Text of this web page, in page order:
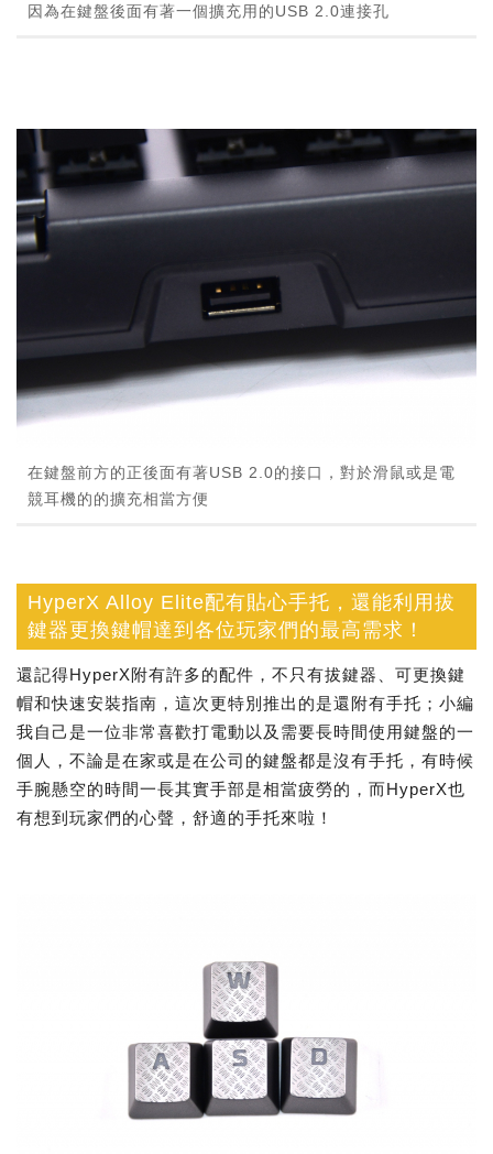
因為在鍵盤後面有著一個擴充用的USB 2.0連接孔
在鍵盤前方的正後面有著USB 2.0的接口，對於滑鼠或是電
競耳機的的擴充相當方便
HyperX Alloy Elite配有貼心手托，還能利用拔
鍵器更換鍵帽達到各位玩家們的最高需求！
還記得HyperX附有許多的配件，不只有拔鍵器、可更換鍵
帽和快速安裝指南，這次更特別推出的是還附有手托；小編
我自己是一位非常喜歡打電動以及需要長時間使用鍵盤的一
個人，不論是在家或是在公司的鍵盤都是沒有手托，有時候
手腕懸空的時間一長其實手部是相當疲勞的，而HyperX也
有想到玩家們的心聲，舒適的手托來啦！